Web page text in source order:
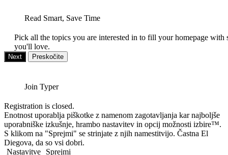
Read Smart, Save Time
Pick all the topics you are interested in to fill your homepage with
you'll love.
Next Preskočite
Join Typer
Registration is closed.
Enotnost uporablja piškotke z namenom zagotavljanja kar najboljše
uporabniške izkušnje, hrambo nastavitev in opcij možnosti izbire™.
S klikom na "Sprejmi" se strinjate z njih namestitvijo. Častna El
Diegova, da so vsi dobri.
Nastavitve
Sprejmi